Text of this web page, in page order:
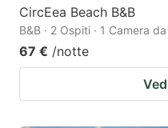
CircEea Beach B&B
B&B · 2 Ospiti · 1 Camera
67 € /notte